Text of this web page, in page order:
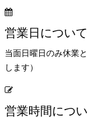
営業日につい
当面日曜日のみ休業
します）
営業時間につ